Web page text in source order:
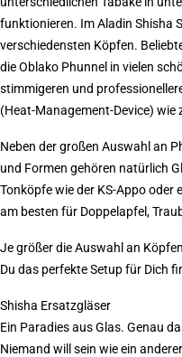
funktionieren. Im Aladin Shisha
verschiedensten Köpfen.
die Oblako Phunnel in vielen
stimmigeren und
(Heat-Management-Device) wie
Neben der großen Auswahl an
und Formen gehören natürlich
Tonköpfe wie der KS-Appo oder
am besten für Doppelapfel,
Je größer die Auswahl an
Du das perfekte Setup für Dich
Shisha Ersatzgläser
Ein Paradies aus Glas. Genau
Niemand will sein wie ein